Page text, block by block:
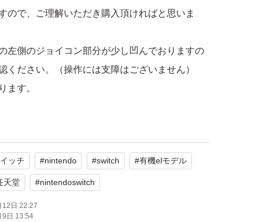
ので、ご理解いただき購入頂ければと思いま
左側のジョイコン部分が少し凹んでおりますの
ください。（操作には支障はございません）
ます。
機ELモデル ホワイト
Nintendo Switch
のみ
通常版
ッチ #nintendo #switch #有機elモデル
天堂 #nintendoswitch
12日 22:27
9日 13:54